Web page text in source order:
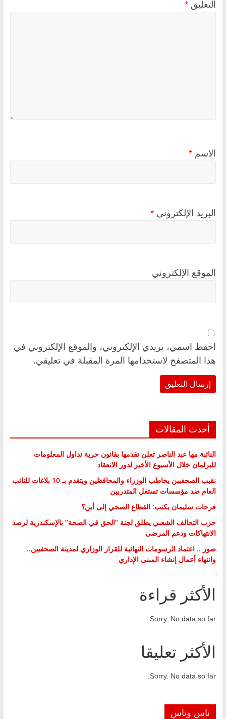
التعليق *
الاسم *
البريد الإلكتروني *
الموقع الإلكتروني
احفظ اسمي، بريدي الإلكتروني، والموقع الإلكتروني في
هذا المتصفح لاستخدامها المرة المقبلة في تعليقي.
أحدث المقالات
النائبة مها عبد الناصر تعلن تقدمها بقانون حرية تداول المعلومات
للبرلمان خلال الأسبوع الأخير لدور الانعقاد
نقيب الصحفيين يخاطب الوزراء والمحافظين ويتقدم بـ 10 بلاغات للنائب
العام ضد مؤسسات تستغل المتدربين
فرحات سليمان يكتب: القطاع الصحي إلى أين؟
حزب التحالف الشعبي يطلق لجنة “الحق في الصحة” بالإسكندرية لرصد
الانتهاكات ودعم المرضى
صور .. اعتماد الرسومات النهائية للقرار الوزاري لمدينة الصحفيين..
وانتهاء أعمال إنشاء المبنى الإداري
الأكثر قراءة
Sorry. No data so far.
الأكثر تعليقا
Sorry. No data so far.
ناس وناس